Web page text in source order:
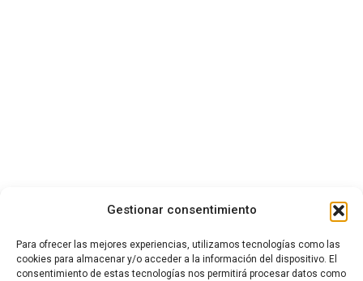
Gestionar consentimiento
Para ofrecer las mejores experiencias, utilizamos tecnologías como las
cookies para almacenar y/o acceder a la información del dispositivo. El
consentimiento de estas tecnologías nos permitirá procesar datos como